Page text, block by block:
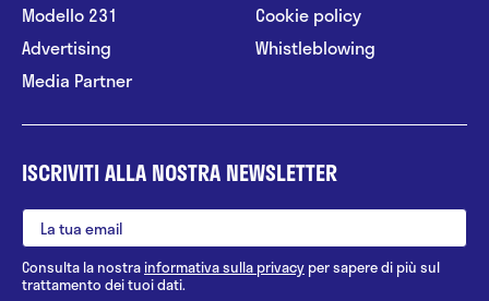
Modello 231
Advertising
Media Partner
Cookie policy
Whistleblowing
ISCRIVITI ALLA NOSTRA NEWSLETTER
Consulta la nostrainformativa sulla privacy per sapere di più sul
trattamento dei tuoi dati.